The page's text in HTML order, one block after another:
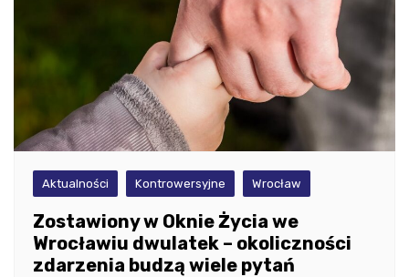
Aktualności Kontrowersyjne Wrocław
Zostawiony w Oknie Życia we
Wrocławiu dwulatek – okoliczności
zdarzenia budzą wiele pytań